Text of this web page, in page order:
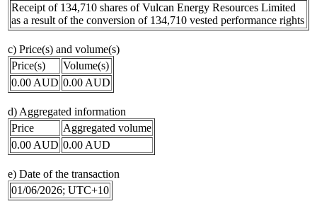
Receipt of 134,710 shares of Vulcan Energy Resources Limited
as a result of the conversion of 134,710 vested performance rights
c) Price(s) and volume(s)
Price(s)
Volume(s)
0.00 AUD 0.00 AUD
d) Aggregated information
Price
Aggregated volume
0.00 AUD 0.00 AUD
e) Date of the transaction
01/06/2026; UTC+10